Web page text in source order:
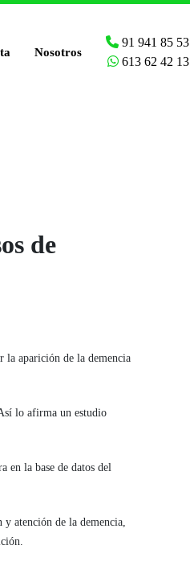
Nosotros
91 941 85 53
613 62 42 13
de
la aparición de la demencia
lo afirma un estudio
en la base de datos del
y atención de la demencia,